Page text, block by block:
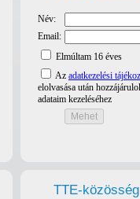
TTE-közösség